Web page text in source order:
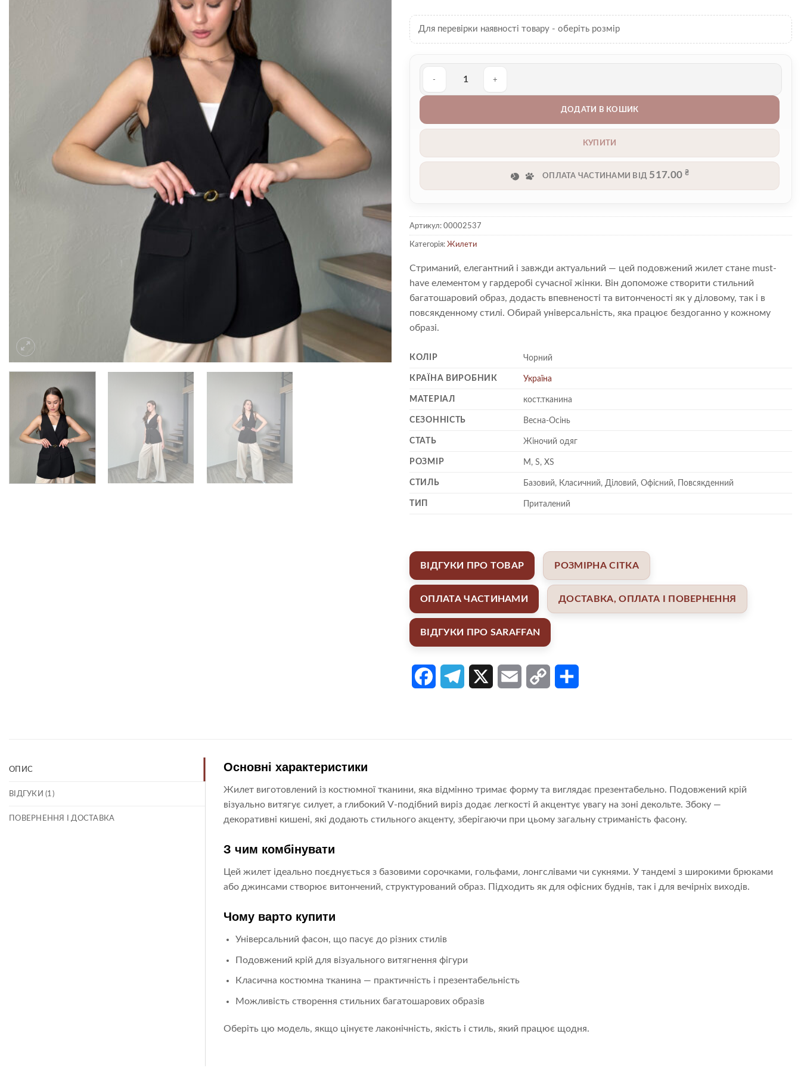
Для перевірки наявності товару - оберіть розмір
Жилетка 00002537 кількість
ДОДАТИ В КОШИК
КУПИТИ
ОПЛАТА ЧАСТИНАМИ ВІД 517.00₴
Артикул: 00002537
Категорія: Жилети
Стриманий, елегантний і завжди актуальний — цей подовжений жилет стане must-
have елементом у гардеробі сучасної жінки. Він допоможе створити стильний
багатошаровий образ, додасть впевненості та витонченості як у діловому, так і в
повсякденному стилі. Обирай універсальність, яка працює бездоганно у кожному
образі.
КОЛІР Чорний
КРАЇНА ВИРОБНИК Україна
МАТЕРІАЛ кост.тканина
СЕЗОННІСТЬ Весна-Осінь
СТАТЬ Жіночий одяг
РОЗМІР M, S, XS
СТИЛЬ Базовий, Класичний, Діловий, Офісний, Повсякденний
ТИП Приталений
ВІДГУКИ ПРО ТОВАР РОЗМІРНА СІТКА
ОПЛАТА ЧАСТИНАМИ ДОСТАВКА, ОПЛАТА І ПОВЕРНЕННЯ
ВІДГУКИ ПРО SARAFFAN
FacebookTelegram Email Copy
ОПИС
ВІДГУКИ (1)
ПОВЕРНЕННЯ І ДОСТАВКА
Основні характеристики
Жилет виготовлений із костюмної тканини, яка відмінно тримає форму та виглядає презентабельно. Подовжений крій
візуально витягує силует, а глибокий V-подібний виріз додає легкості й акцентує увагу на зоні декольте. Збоку —
декоративні кишені, які додають стильного акценту, зберігаючи при цьому загальну стриманість фасону.
З чим комбінувати
Цей жилет ідеально поєднується з базовими сорочками, гольфами, лонгслівами чи сукнями. У тандемі з широкими брюками
або джинсами створює витончений, структурований образ. Підходить як для офісних буднів, так і для вечірніх виходів.
Чому варто купити
Універсальний фасон, що пасує до різних стилів
Подовжений крій для візуального витягнення фігури
Класична костюмна тканина — практичність і презентабельність
Можливість створення стильних багатошарових образів
Оберіть цю модель, якщо цінуєте лаконічність, якість і стиль, який працює щодня.